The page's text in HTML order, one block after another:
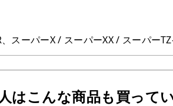
スーパーX / スーパーXX / スーパー
人はこんな商品も買って